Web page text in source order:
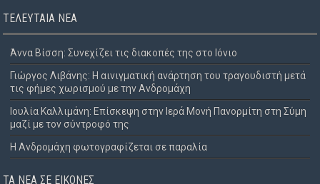
ΤΕΛΕΥΤΑΊΑ ΝΈΑ
Άννα Βίσση: Συνεχίζει τις διακοπές της στο Ιόνιο
Γιώργος Λιβάνης: Η αινιγματική ανάρτηση του τραγουδιστή μετά
τις φήμες χωρισμού με την Ανδρομάχη
Ιουλία Καλλιμάνη: Επίσκεψη στην Ιερά Μονή Πανορμίτη στη Σύμη
μαζί με τον σύντροφό της
Η Ανδρομάχη φωτογραφίζεται σε παραλία
ΤΑ ΝΈΑ ΣΕ ΕΙΚΌΝΕΣ